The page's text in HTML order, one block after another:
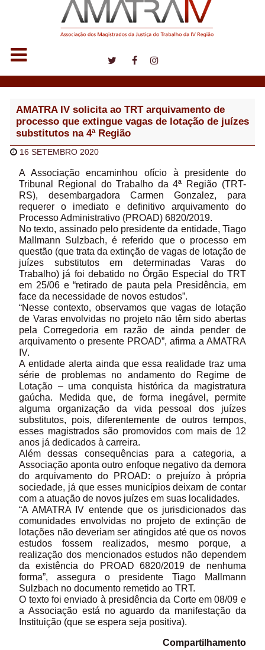
AMATRA IV solicita ao TRT arquivamento de
processo que extingue vagas de lotação de juízes
substitutos na 4ª Região
16 SETEMBRO 2020
A Associação encaminhou ofício à presidente do
Tribunal Regional do Trabalho da 4ª Região (TRT-
RS), desembargadora Carmen Gonzalez, para
requerer o imediato e definitivo arquivamento do
Processo Administrativo (PROAD) 6820/2019.
No texto, assinado pelo presidente da entidade, Tiago
Mallmann Sulzbach, é referido que o processo em
questão (que trata da extinção de vagas de lotação de
juízes substitutos em determinadas Varas do
Trabalho) já foi debatido no Órgão Especial do TRT
em 25/06 e “retirado de pauta pela Presidência, em
face da necessidade de novos estudos”.
“Nesse contexto, observamos que vagas de lotação
de Varas envolvidas no projeto não têm sido abertas
pela Corregedoria em razão de ainda pender de
arquivamento o presente PROAD”, afirma a AMATRA
IV.
A entidade alerta ainda que essa realidade traz uma
série de problemas no andamento do Regime de
Lotação – uma conquista histórica da magistratura
gaúcha. Medida que, de forma inegável, permite
alguma organização da vida pessoal dos juízes
substitutos, pois, diferentemente de outros tempos,
esses magistrados são promovidos com mais de 12
anos já dedicados à carreira.
Além dessas consequências para a categoria, a
Associação aponta outro enfoque negativo da demora
do arquivamento do PROAD: o prejuízo à própria
sociedade, já que esses municípios deixam de contar
com a atuação de novos juízes em suas localidades.
“A AMATRA IV entende que os jurisdicionados das
comunidades envolvidas no projeto de extinção de
lotações não deveriam ser atingidos até que os novos
estudos fossem realizados, mesmo porque, a
realização dos mencionados estudos não dependem
da existência do PROAD 6820/2019 de nenhuma
forma”, assegura o presidente Tiago Mallmann
Sulzbach no documento remetido ao TRT.
O texto foi enviado à presidência da Corte em 08/09 e
a Associação está no aguardo da manifestação da
Instituição (que se espera seja positiva).
Compartilhamento